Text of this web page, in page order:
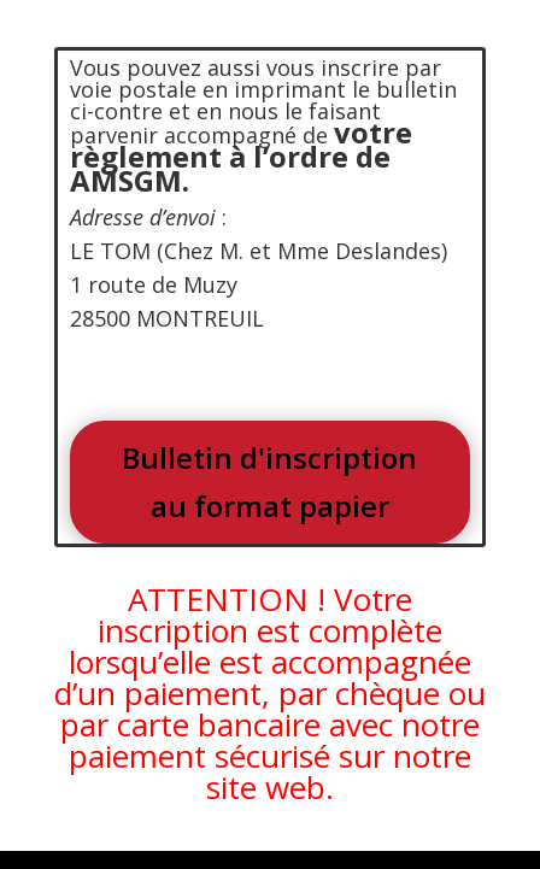
Vous pouvez aussi vous inscrire par
voie postale en imprimant le bulletin
ci-contre et en nous le faisant
parvenir accompagné de votre
règlement à l’ordre de
AMSGM.
Adresse d’envoi:
LE TOM (Chez M. et Mme Deslandes)
1 route de Muzy
28500 MONTREUIL
Bulletin d'inscription
au format papier
ATTENTION ! Votre
inscription est complète
lorsqu’elle est accompagnée
d’un paiement, par chèque ou
par carte bancaire avec notre
paiement sécurisé sur notre
site web.